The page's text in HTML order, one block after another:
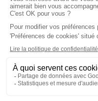
Conditions